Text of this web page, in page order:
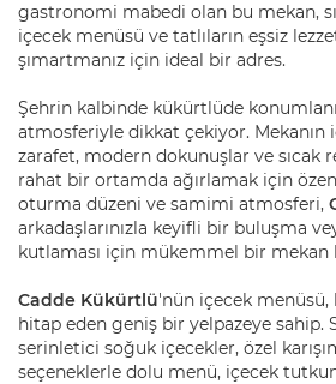
gastronomi mabedi olan bu mekan,
içecek menüsü ve tatlıların eşsiz
şımartmanız için ideal bir adres.
Şehrin kalbinde kükürtlüde
atmosferiyle dikkat çekiyor. Mekanın
zarafet, modern dokunuşlar ve sıcak
rahat bir ortamda ağırlamak için
oturma düzeni ve samimi atmosferi,
arkadaşlarınızla keyifli bir buluşma
kutlaması için mükemmel bir mekan
Cadde Kükürtlü'nün içecek
hitap eden geniş bir yelpazeye sahip.
serinletici soğuk içecekler, özel
seçeneklerle dolu menü, içecek